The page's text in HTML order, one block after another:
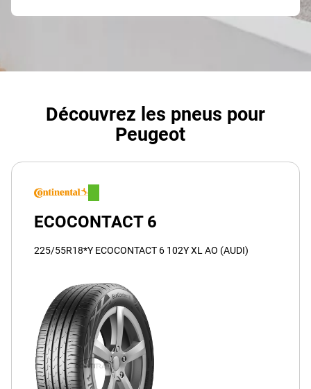
Découvrez les pneus pour
Peugeot
ECOCONTACT 6
225/55R18*Y ECOCONTACT 6 102Y XL AO (AUDI)